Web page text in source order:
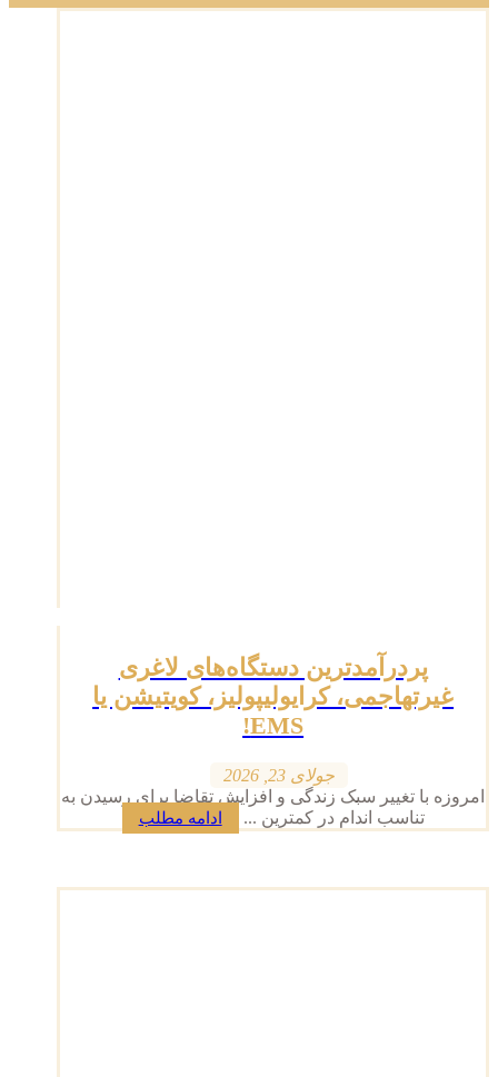
پردرآمدترین دستگاه‌های لاغری
غیرتهاجمی، کرایولیپولیز، کویتیشن یا
EMS!
جولای 23, 2026
امروزه با تغییر سبک زندگی و افزایش تقاضا برای رسیدن به
تناسب اندام در کمترین ...
ادامه مطلب